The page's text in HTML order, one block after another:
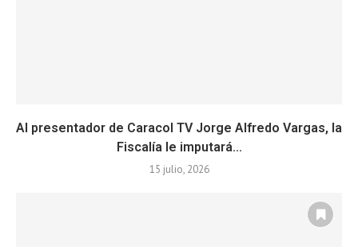
Al presentador de Caracol TV Jorge Alfredo Vargas, la
Fiscalía le imputará...
15 julio, 2026